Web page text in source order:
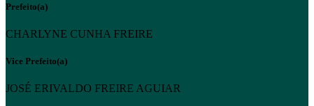
Prefeito(a)
CHARLYNE CUNHA FREIRE
Vice Prefeito(a)
JOSÉ ERIVALDO FREIRE AGUIAR